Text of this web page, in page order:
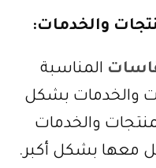
المناسبة
والخدمات بشكل
والخدمات
معها بشكل أكبر.